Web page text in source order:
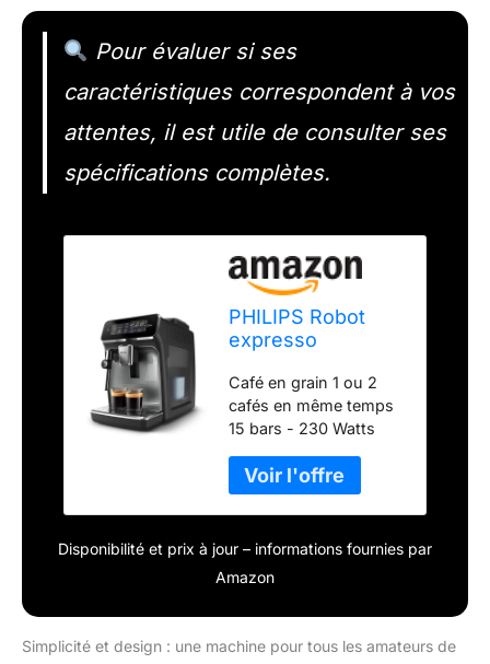
Pour évaluer si ses
caractéristiques correspondent à vos
attentes, il est utile de consulter ses
spécifications complètes.
PHILIPS Robot
expresso
Café en grain 1 ou 2
cafés en même temps
15 bars - 230 Watts
résistant Réservoir
d'eau 1.8 litres
Disponibilité et prix à jour – informations fournies par
Amazon
Simplicité et design : une machine pour tous les amateurs de